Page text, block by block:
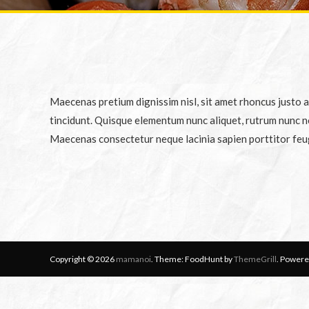
Maecenas pretium dignissim nisl, sit amet rhoncus justo
tincidunt. Quisque elementum nunc aliquet, rutrum nunc
Maecenas consectetur neque lacinia sapien porttitor
Copyright © 2026 mamanoi. Theme: FoodHunt byThemeGrill.